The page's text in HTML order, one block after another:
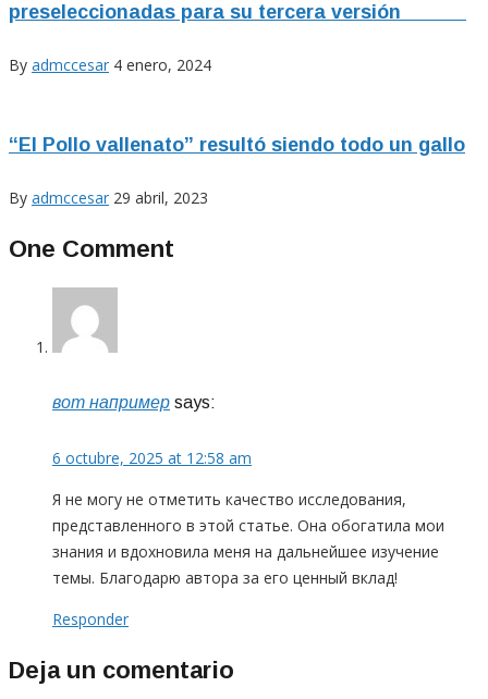
preseleccionadas para su tercera versión
By admccesar 4 enero, 2024
“El Pollo vallenato” resultó siendo todo un gallo
By admccesar 29 abril, 2023
One Comment
вот например says:
6 octubre, 2025 at 12:58 am
Я не могу не отметить качество исследования,
представленного в этой статье. Она обогатила мои
знания и вдохновила меня на дальнейшее изучение
темы. Благодарю автора за его ценный вклад!
Responder
Deja un comentario